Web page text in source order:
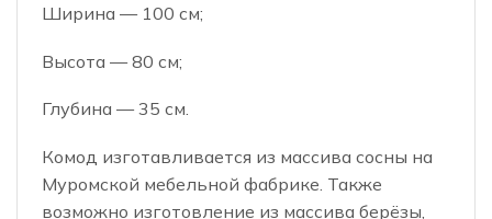
Ширина — 100 см;
Высота — 80 см;
Глубина — 35 см.
Комод изготавливается из массива сосны на
Муромской мебельной фабрике. Также
возможно изготовление из массива берёзы,